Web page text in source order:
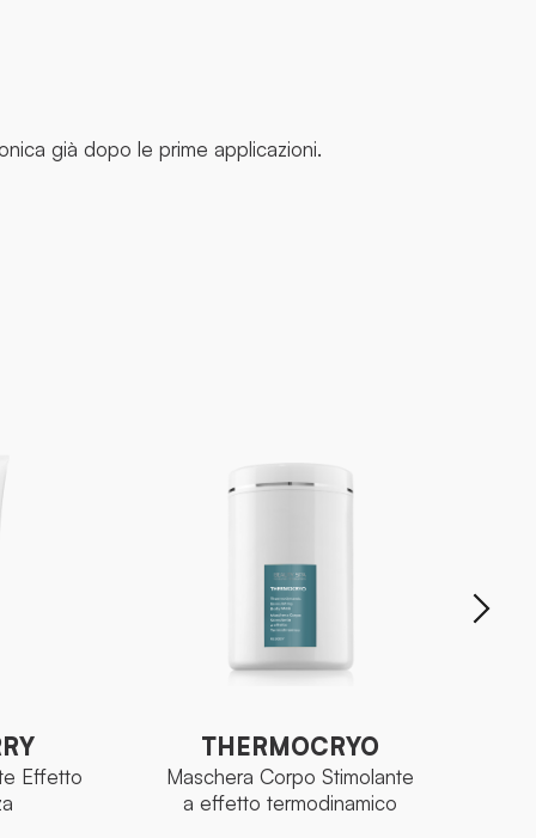
già dopo le prime applicazioni.
Effetto
THERMOCRYO
Maschera Corpo Stimolante
a effetto termodinamico
THERMOCRYO